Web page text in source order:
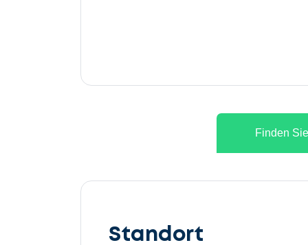
Finden
Standort
Lassen